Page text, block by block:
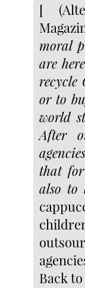
[
moral
are
recycle
or to
world
After
that
also to
Back